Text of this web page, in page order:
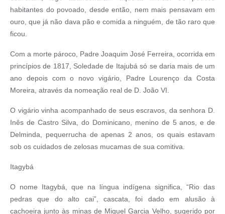
habitantes do povoado, desde então, nem mais pensavam em
ouro, que já não dava pão e comida a ninguém, de tão raro que
ficou.
Com a morte pároco, Padre Joaquim José Ferreira, ocorrida em
princípios de 1817, Soledade de Itajubá só se daria mais de um
ano depois com o novo vigário, Padre Lourenço da Costa
Moreira, através da nomeação real de D. João VI.
O vigário vinha acompanhado de seus escravos, da senhora D.
Inês de Castro Silva, do Dominicano, menino de 5 anos, e de
Delminda, pequerrucha de apenas 2 anos, os quais estavam
sob os cuidados de zelosas mucamas de sua comitiva.
Itagybá
O nome Itagybá, que na língua indígena significa, “Rio das
pedras que do alto cai”, cascata, foi dado em alusão à
cachoeira junto às minas de Miguel Garcia Velho, sugerido por